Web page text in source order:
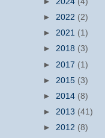
► 2022 (2)
► 2021 (1)
► 2018 (3)
► 2017 (1)
► 2015 (3)
► 2014 (8)
► 2013 (41)
► 2012 (8)